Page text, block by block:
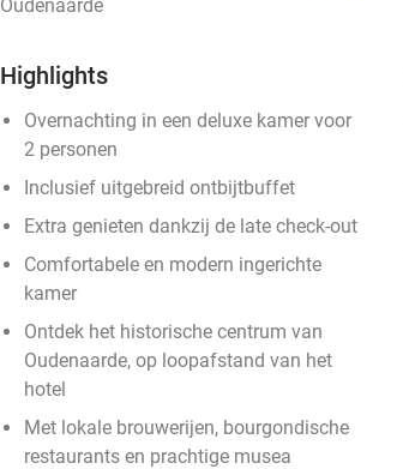
Oudenaarde
Highlights
Overnachting in een deluxe kamer voor
2 personen
Inclusief uitgebreid ontbijtbuffet
Extra genieten dankzij de late check-out
Comfortabele en modern ingerichte
kamer
Ontdek het historische centrum van
Oudenaarde, op loopafstand van het
hotel
Met lokale brouwerijen, bourgondische
restaurants en prachtige musea